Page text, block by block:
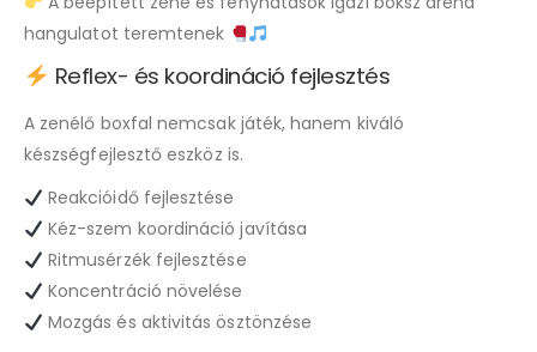
hangulatot teremtenek
Reflex- és koordináció fejlesztés
A zenélő boxfal nemcsak játék, hanem kiváló
készségfejlesztő eszköz is.
Reakcióidő fejlesztése
Kéz-szem koordináció javítása
Ritmusérzék fejlesztése
Koncentráció növelése
Mozgás és aktivitás ösztönzése